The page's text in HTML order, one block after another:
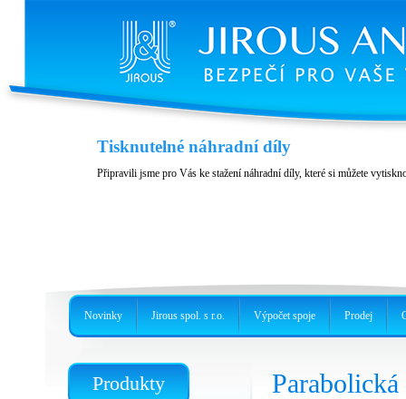
Kryt JH-LHG
Kryt pro jednotky RBLHG
Tisknutelné náhradní díly
Připravili jsme pro Vás ke stažení náhradní díly, které si můžete
Produkty
Novinky Jirous spol. s r.o. Výpočet spoje Prodej